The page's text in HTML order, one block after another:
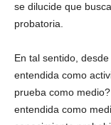
se dilucide que
probatoria.
En tal sentido,
entendida como
prueba como
entendida como